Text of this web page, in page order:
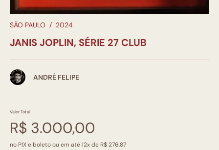
SÃO PAULO / 2024
JANIS JOPLIN, SÉRIE 27 CLUB
ANDRÉ FELIPE
Valor Total
R$ 3.000,00
no PIX e boleto ou em até 12x de R$ 276,87